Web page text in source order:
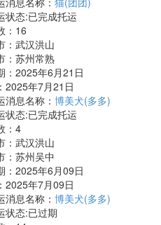
状态:已完成托运
： 16
：武汉洪山
：苏州常熟
：2025年6月21日
2025年7月21日
消息名称： 博美犬(多多)
状态:已完成托运
： 4
：武汉洪山
：苏州吴中
：2025年6月09日
2025年7月09日
消息名称： 博美犬(多多)
状态:已过期